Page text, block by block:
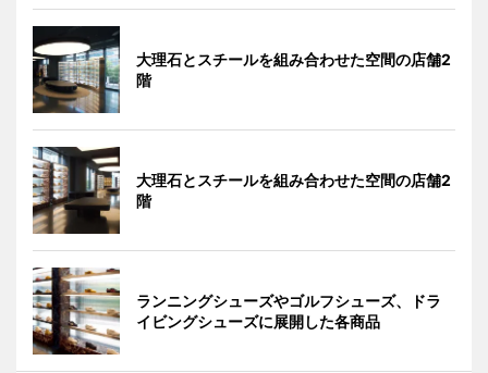
大理石とスチールを組み合わせた空間の店舗2
階
大理石とスチールを組み合わせた空間の店舗2
階
ランニングシューズやゴルフシューズ、ドラ
イビングシューズに展開した各商品